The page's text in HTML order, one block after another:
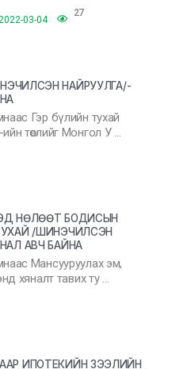
03-04
27
НАЙРУУЛГА/-
Гэр бүлийн тухай
төслийг Монгол У …
НӨЛӨӨТ БОДИСЫН
/ШИНЭЧИЛСЭН
АВЧ БАЙНА
Мансууруулах эм,
хяналт тавих ту …
ИПОТЕКИЙН ЗЭЭЛИЙН